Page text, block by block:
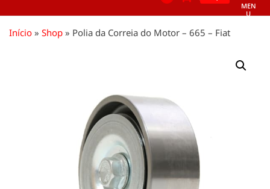
MEN
U
Início » Shop » Polia da Correia do Motor – 665 – Fiat